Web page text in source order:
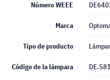
Número WEEE
Marca
Tipo de producto
Código de la lámpara